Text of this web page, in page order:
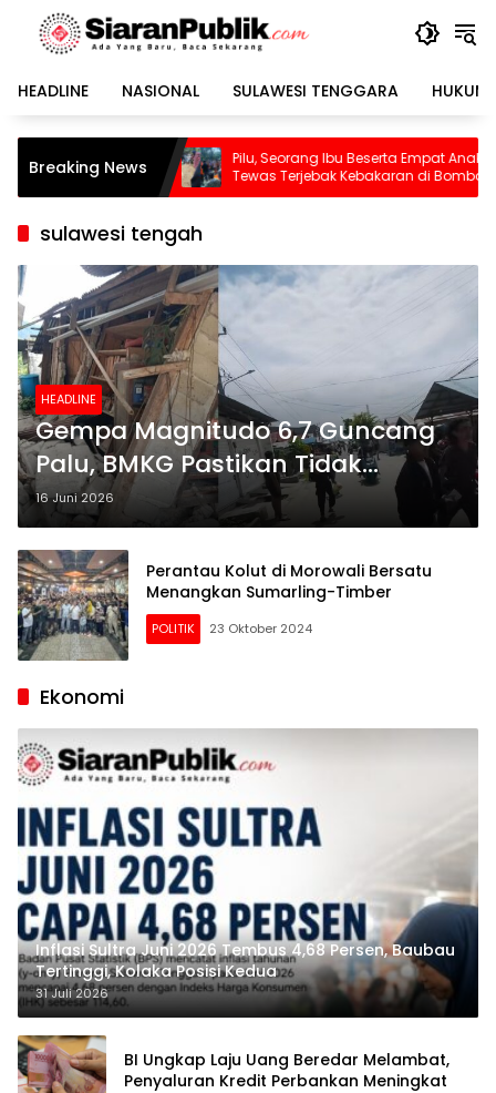
Langsung
konten
HEADLINE
NASIONAL SULAWESI TENGGARA HUKUM
Breaking NewsPilu, Seorang Ibu Beserta Empat Anaknya
Tewas Terjebak Kebakaran di Bombana
Sudah
sulawesi tengah
HEADLINE
Gempa Magnitudo 6,7 Guncang
Palu, BMKG Pastikan Tidak
Berpotensi Tsunami
16 Juni 2026
Perantau Kolut di Morowali Bersatu
Menangkan Sumarling-Timber
POLITIK 23 Oktober 2024
Ekonomi
Inflasi Sultra Juni 2026 Tembus 4,68 Persen, Baubau
Tertinggi, Kolaka Posisi Kedua
31 Juli 2026
BI Ungkap Laju Uang Beredar Melambat,
Penyaluran Kredit Perbankan Meningkat